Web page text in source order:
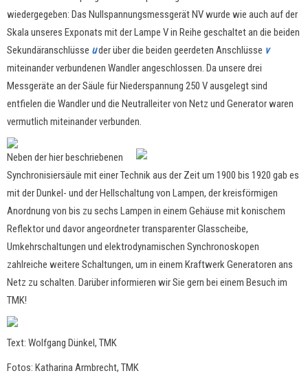
wiedergegeben: Das Nullspannungsmessgerät NV wurde wie auch auf der
Skala unseres Exponats mit der Lampe V in Reihe geschaltet an die beiden
Sekundäranschlüsse uder über die beiden geerdeten Anschlüsse v
miteinander verbundenen Wandler angeschlossen. Da unsere drei
Messgeräte an der Säule für Niederspannung 250 V ausgelegt sind
entfielen die Wandler und die Neutralleiter von Netz und Generator waren
vermutlich miteinander verbunden.
Neben der hier beschriebenen
Synchronisiersäule mit einer Technik aus der Zeit um 1900 bis 1920 gab es
mit der Dunkel- und der Hellschaltung von Lampen, der kreisförmigen
Anordnung von bis zu sechs Lampen in einem Gehäuse mit konischem
Reflektor und davor angeordneter transparenter Glasscheibe,
Umkehrschaltungen und elektrodynamischen Synchronoskopen
zahlreiche weitere Schaltungen, um in einem Kraftwerk Generatoren ans
Netz zu schalten. Darüber informieren wir Sie gern bei einem Besuch im
TMK!
Text: Wolfgang Dünkel, TMK
Fotos: Katharina Armbrecht, TMK